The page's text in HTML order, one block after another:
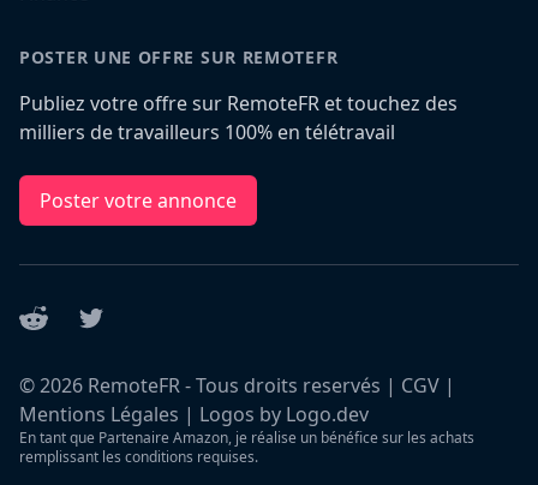
POSTER UNE OFFRE SUR REMOTEFR
Publiez votre offre sur RemoteFR et touchez des
milliers de travailleurs 100% en télétravail
Poster votre annonce
Reddit Twitter
©2026 RemoteFR - Tous droits reservés | CGV |
Mentions Légales | Logos by Logo.dev
En tant que Partenaire Amazon, je réalise un bénéfice sur les achats
remplissant les conditions requises.